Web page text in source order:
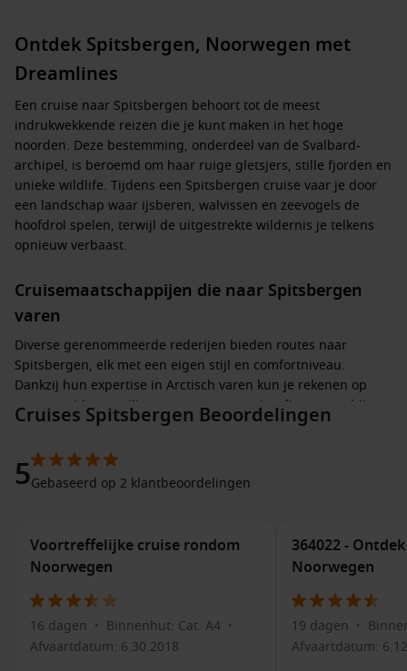
Ontdek Spitsbergen, Noorwegen met
Dreamlines
Een cruise naar Spitsbergen behoort tot de meest
indrukwekkende reizen die je kunt maken in het hoge
noorden. Deze bestemming, onderdeel van de Svalbard-
archipel, is beroemd om haar ruige gletsjers, stille fjorden en
unieke wildlife. Tijdens een Spitsbergen cruise vaar je door
een landschap waar ijsberen, walvissen en zeevogels de
hoofdrol spelen, terwijl de uitgestrekte wildernis je telkens
opnieuw verbaast.
Cruisemaatschappijen die naar Spitsbergen
varen
Diverse gerenommeerde rederijen bieden routes naar
Spitsbergen, elk met een eigen stijl en comfortniveau.
Dankzij hun expertise in Arctisch varen kun je rekenen op
ervaren gidsen, veilige routes en excursies die passen bij
uiteenlopende interesses.
Expeditiemaatschappijen:
expeditierederijen richten zich op kleinschalige schepen
Luxe cruisemaatschappijen:Voor wie liever geniet van
verfijnde gastronomie en ruime suites zijn er premium
rederijen die Arctische routes aanbieden met een
Middelgrote internationale rederijen:
Deze
Cruises Spitsbergen Beoordelingen
5Gebaseerd op 2 klantbeoordelingen
Voortreffelijke cruise rondom
Noorwegen
16 dagen • Binnenhut: Cat. A4 •
Afvaartdatum: 6.30.2018
364022 -
Noorwegen
19 dagen •
Afvaartdatum: